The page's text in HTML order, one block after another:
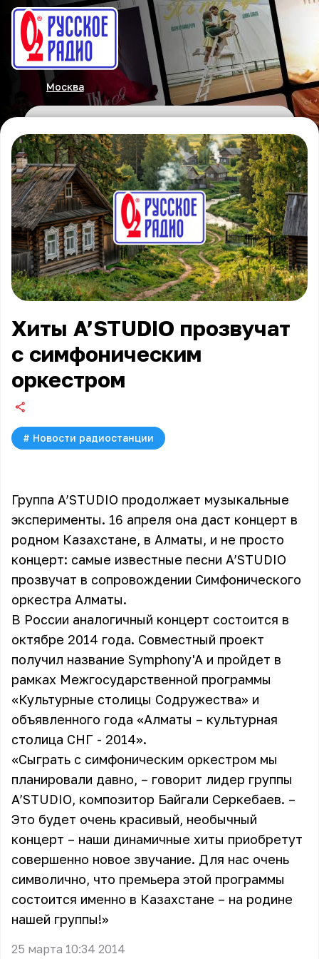
Москва
Хиты A’STUDIO прозвучат
с симфоническим
оркестром
# Новости радиостанции
Группа A’STUDIO продолжает музыкальные
эксперименты. 16 апреля она даст концерт в
родном Казахстане, в Алматы, и не просто
концерт: самые известные песни A’STUDIO
прозвучат в сопровождении Симфонического
оркестра Алматы.
В России аналогичный концерт состоится в
октябре 2014 года. Совместный проект
получил название Symphony'A и пройдет в
рамках Межгосударственной программы
«Культурные столицы Содружества» и
объявленного года «Алматы – культурная
столица СНГ - 2014».
«Сыграть с симфоническим оркестром мы
планировали давно, – говорит лидер группы
A’STUDIO, композитор Байгали Серкебаев. –
Это будет очень красивый, необычный
концерт – наши динамичные хиты приобретут
совершенно новое звучание. Для нас очень
символично, что премьера этой программы
состоится именно в Казахстане – на родине
нашей группы!»
25 марта 10:34 2014